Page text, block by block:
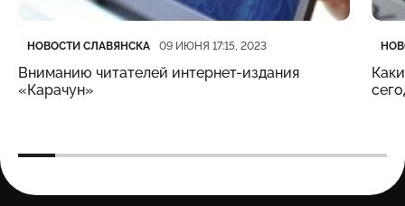
Категория
НОВОСТИ СЛАВЯНСКА
Дата публикации 09 ИЮНЯ 17:15, 2023
Вниманию читателей интернет-издания
«Карачун»